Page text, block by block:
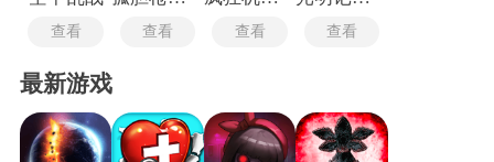
查看 查看 查看 查看
最新游戏